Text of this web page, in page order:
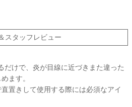
スタッフレビュー
だけで、炎が目線に近づきまた違った
ます。
置きして使用する際には必須なアイ